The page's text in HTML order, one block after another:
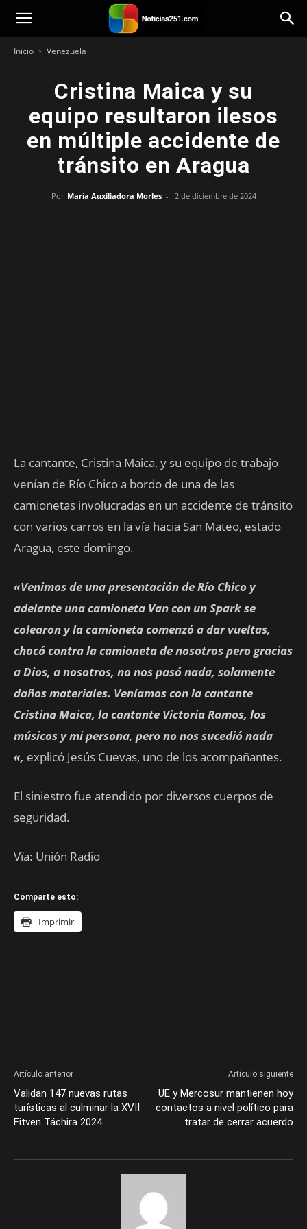
Noticias251
Inicio Venezuela
Cristina Maica y su
equipo resultaron ilesos
en múltiple accidente de
tránsito en Aragua
Por María Auxiliadora Morles - 2 de diciembre de 2024
La cantante, Cristina Maica, y su equipo de trabajo
venían de Río Chico a bordo de una de las
camionetas involucradas en un accidente de tránsito
con varios carros en la vía hacia San Mateo, estado
Aragua, este domingo.
«Venimos de una presentación de Río Chico y
adelante una camioneta Van con un Spark se
colearon y la camioneta comenzó a dar vueltas,
chocó contra la camioneta de nosotros pero gracias
a Dios, a nosotros, no nos pasó nada, solamente
daños materiales. Veníamos con la cantante
Cristina Maica, la cantante Victoria Ramos, los
músicos y mi persona, pero no nos sucedió nada
«, explicó Jesús Cuevas, uno de los acompañantes.
El siniestro fue atendido por diversos cuerpos de
seguridad.
Vïa: Unión Radio
Comparte esto:
Imprimir
Artículo anterior
Validan 147 nuevas rutas
turísticas al culminar la XVII
Fitven Táchira 2024
Artículo siguiente
UE y Mercosur mantienen hoy
contactos a nivel político para
tratar de cerrar acuerdo